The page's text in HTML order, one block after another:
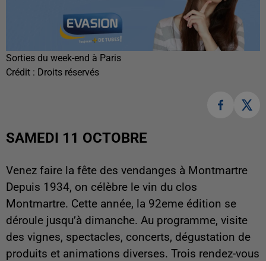
Sorties du week-end à Paris
Crédit : Droits réservés
SAMEDI 11 OCTOBRE
Venez faire la fête des vendanges à Montmartre
Depuis 1934, on célèbre le vin du clos
Montmartre. Cette année, la 92eme édition se
déroule jusqu’à dimanche. Au programme, visite
des vignes, spectacles, concerts, dégustation de
produits et animations diverses. Trois rendez-vous